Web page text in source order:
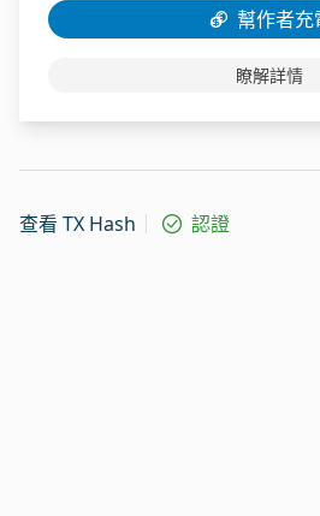
幫作者充
瞭解詳情
查看 TX Hash 認證